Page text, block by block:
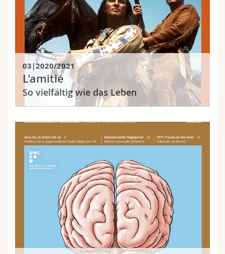
03|2020/2021
L'amitié
So vielfältig wie das Leben